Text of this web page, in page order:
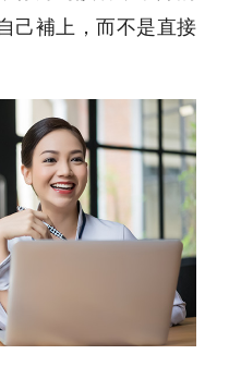
己補上，而不是直接